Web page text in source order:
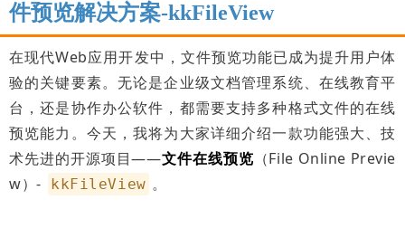
件预览解决方案-kkFileView
在现代Web应用开发中，文件预览功能已成为提升用户体
验的关键要素。无论是企业级文档管理系统、在线教育平
台，还是协作办公软件，都需要支持多种格式文件的在线
预览能力。今天，我将为大家详细介绍一款功能强大、技
术先进的开源项目——文件在线预览 （File Online Previe
w）-
kkFileView 。